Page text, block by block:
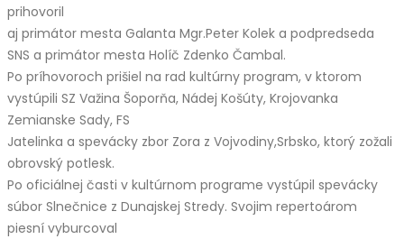
prihovoril
aj primátor mesta Galanta Mgr.Peter Kolek a podpredseda
SNS a primátor mesta Holíč Zdenko Čambal.
Po príhovoroch prišiel na rad kultúrny program, v ktorom
vystúpili SZ Važina Šoporňa, Nádej Košúty, Krojovanka
Zemianske Sady, FS
Jatelinka a spevácky zbor Zora z Vojvodiny,Srbsko, ktorý zožali
obrovský potlesk.
Po oficiálnej časti v kultúrnom programe vystúpil spevácky
súbor Slnečnice z Dunajskej Stredy. Svojim repertoárom
piesní vyburcoval